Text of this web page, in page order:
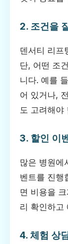
2. 조건을
덴서티 리프
단, 어떤 조
니다. 예를
어 있거나,
도 고려해야
3. 할인 이
많은 병원에
벤트를 진행
면 비용을
리 확인하고
4. 체험 상